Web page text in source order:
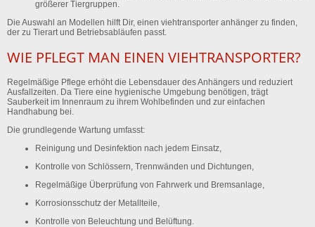
größerer Tiergruppen.
Die Auswahl an Modellen hilft Dir, einen viehtransporter anhänger zu finden,
der zu Tierart und Betriebsabläufen passt.
WIE PFLEGT MAN EINEN VIEHTRANSPORTER?
Regelmäßige Pflege erhöht die Lebensdauer des Anhängers und reduziert
Ausfallzeiten. Da Tiere eine hygienische Umgebung benötigen, trägt
Sauberkeit im Innenraum zu ihrem Wohlbefinden und zur einfachen
Handhabung bei.
Die grundlegende Wartung umfasst:
Reinigung und Desinfektion nach jedem Einsatz,
Kontrolle von Schlössern, Trennwänden und Dichtungen,
Regelmäßige Überprüfung von Fahrwerk und Bremsanlage,
Korrosionsschutz der Metallteile,
Kontrolle von Beleuchtung und Belüftung.